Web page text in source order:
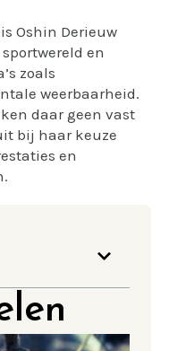
Oshin Derieuw
en
zoals
weerbaarheid.
daar geen vast
bij haar keuze
en